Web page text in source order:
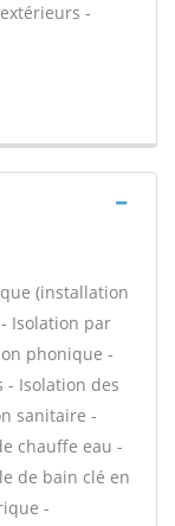
-
(installation
Isolation par
phonique -
Isolation des
sanitaire -
chauffe eau -
de bain clé en
-